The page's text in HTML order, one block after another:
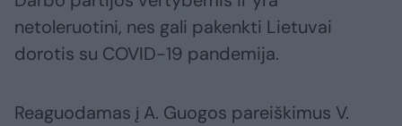
netoleruotini, nes gali pakenkti Lietuvai
dorotis su COVID-19 pandemija.
Reaguodamas į A. Guogos pareiškimus V.